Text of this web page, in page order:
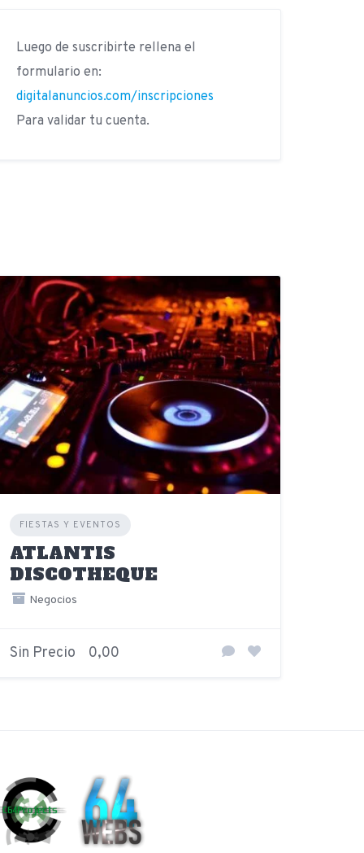
Luego de suscribirte rellena el
formulario en:
digitalanuncios.com/inscripciones
Para validar tu cuenta.
FIESTAS Y EVENTOS
ATLANTIS
DISCOTHEQUE
Negocios
Sin Precio 0,00